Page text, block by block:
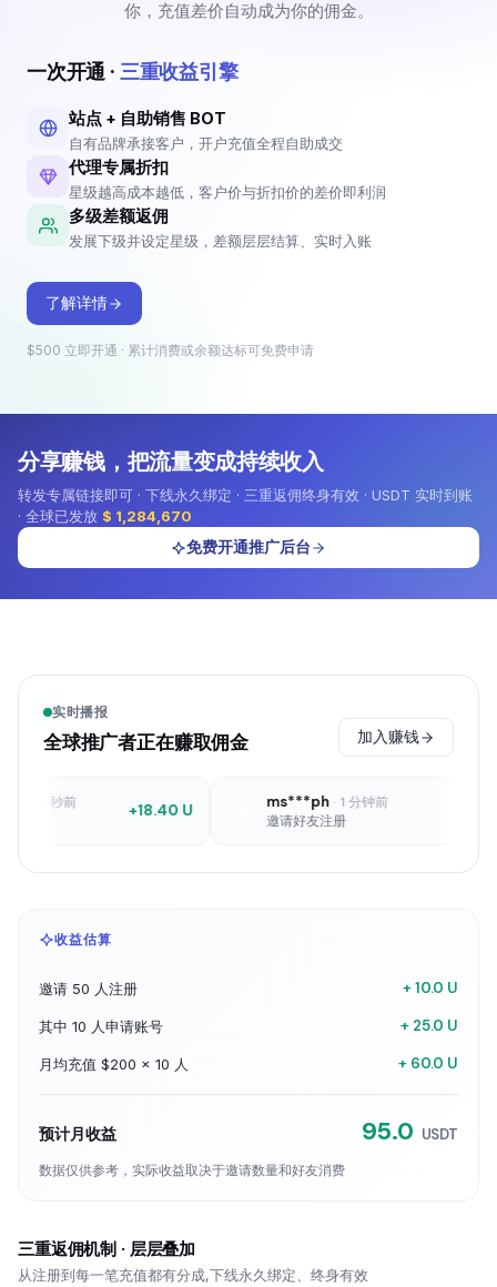
1 0 0
招商合作
成为代理，赚取佣金
开通即享代理专属折扣，创建自己
的站点与推广 BOT 发展客户；客
动成为你的佣金。
你，充值差价自动成为你的佣金。
一次开通 · 三重收益引擎
站点 + 自助销售 BOT
自有品牌承接客户，开户充值全程自助成交
代理专属折扣
星级越高成本越低，客户价与折扣价的差价即利润
多级差额返佣
发展下级并设定星级，差额层层结算、实时入账
了解详情
$500 立即开通 · 累计消费或余额达标可免费申请
分享赚钱，把流量变成持续收入
转发专属链接即可 · 下线永久绑定 · 三重返佣终身有效 · USDT 实时到账
· 全球已发放 $ 1,284,670
免费开通推广后台
实时播报
全球推广者正在赚取佣金 加入赚钱
+18.40 U ms***ph ·1 分钟前
邀请好友注册
收益估算
邀请 50 人注册 + 10.0 U
其中 10 人申请账号 + 25.0 U
月均充值 $200 × 10 人 + 60.0 U
预计月收益 95.0 USDT
数据仅供参考，实际收益取决于邀请数量和好友消费
三重返佣机制 · 层层叠加
从注册到每一笔充值都有分成,下线永久绑定、终身有效